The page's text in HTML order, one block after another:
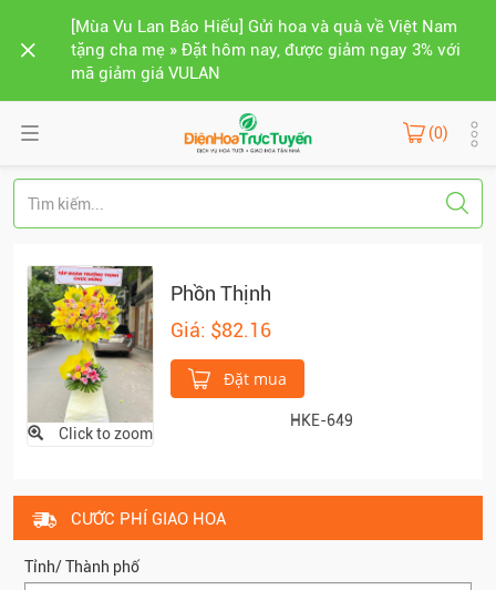
[Mùa Vu Lan Báo Hiếu] Gửi hoa và quà về Việt Nam
tặng cha mẹ » Đặt hôm nay, được giảm ngay 3% với
mã giảm giá VULAN
(0)
Click to zoom
Phồn Thịnh
Giá: $82.16
Đặt mua
HKE-649
CƯỚC PHÍ GIAO HOA
Tỉnh/ Thành phố